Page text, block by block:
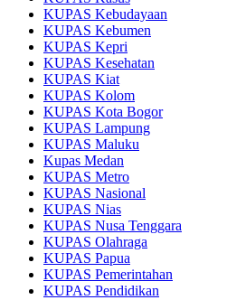
KUPAS Kebudayaan
KUPAS Kebumen
KUPAS Kepri
KUPAS Kesehatan
KUPAS Kiat
KUPAS Kolom
KUPAS Kota Bogor
KUPAS Lampung
KUPAS Maluku
Kupas Medan
KUPAS Metro
KUPAS Nasional
KUPAS Nias
KUPAS Nusa Tenggara
KUPAS Olahraga
KUPAS Papua
KUPAS Pemerintahan
KUPAS Pendidikan